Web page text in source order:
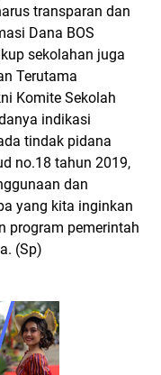
transparan dan
Dana BOS
sekolahan juga
Terutama
Komite Sekolah
indikasi
tindak pidana
no.18 tahun 2019,
dan
yang kita inginkan
program pemerintah
(Sp)